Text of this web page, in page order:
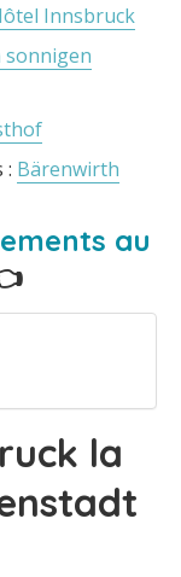
Innsbruck
sonnigen
: Bärenwirth
au
la